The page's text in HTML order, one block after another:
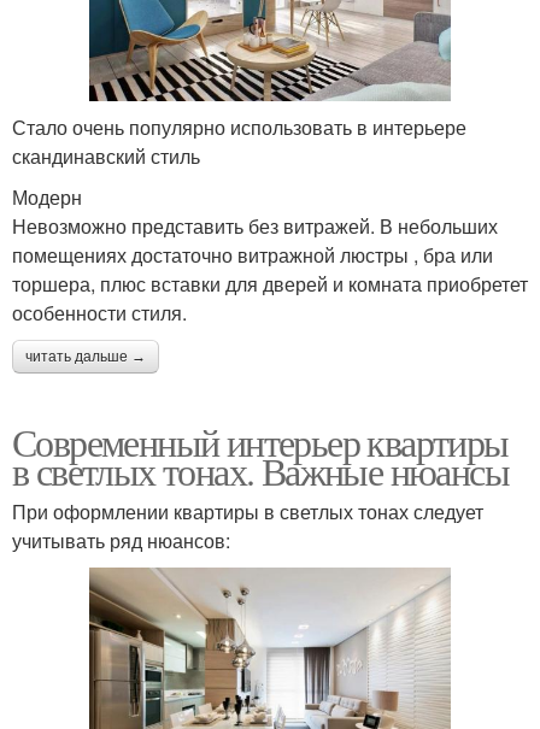
Стало очень популярно использовать в интерьере
скандинавский стиль
Модерн
Невозможно представить без витражей. В небольших
помещениях достаточно витражной люстры , бра или
торшера, плюс вставки для дверей и комната приобретет
особенности стиля.
читать дальше →
Современный интерьер квартиры
в светлых тонах. Важные нюансы
При оформлении квартиры в светлых тонах следует
учитывать ряд нюансов: